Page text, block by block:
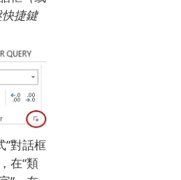
捷鍵
”對話框
在“類